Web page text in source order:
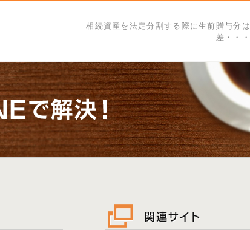
相続資産を法定分割する際に生前贈与分は
差・・・